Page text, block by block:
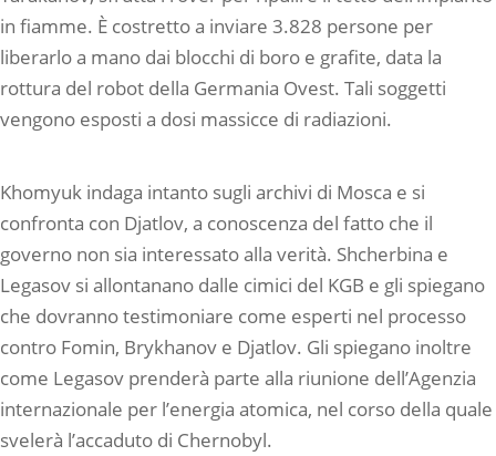
in fiamme. È costretto a inviare 3.828 persone per
liberarlo a mano dai blocchi di boro e grafite, data la
rottura del robot della Germania Ovest. Tali soggetti
vengono esposti a dosi massicce di radiazioni.
Khomyuk indaga intanto sugli archivi di Mosca e si
confronta con Djatlov, a conoscenza del fatto che il
governo non sia interessato alla verità. Shcherbina e
Legasov si allontanano dalle cimici del KGB e gli spiegano
che dovranno testimoniare come esperti nel processo
contro Fomin, Brykhanov e Djatlov. Gli spiegano inoltre
come Legasov prenderà parte alla riunione dell’Agenzia
internazionale per l’energia atomica, nel corso della quale
svelerà l’accaduto di Chernobyl.